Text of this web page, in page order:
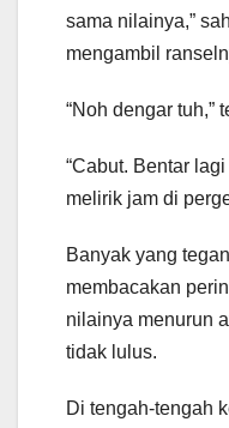
sama nilainya,”
mengambil
“Noh dengar tuh,”
“Cabut. Bentar
melirik jam di
Banyak yang
membacakan
nilainya menurun
tidak lulus.
Di tengah-tengah